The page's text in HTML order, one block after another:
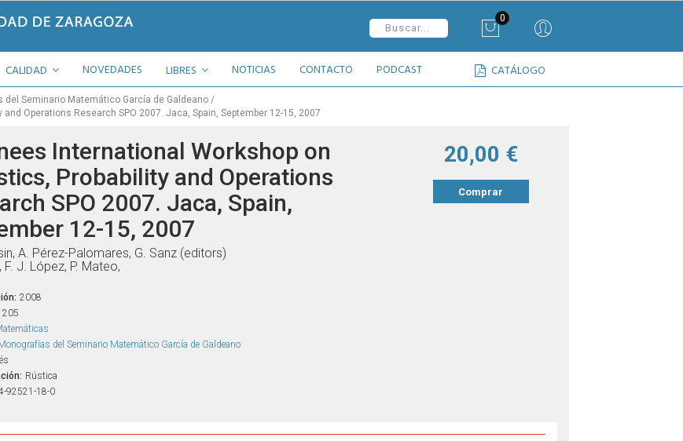
0
CATÁLOGO
CALIDAD NOVEDADES LIBRES NOTICIAS CONTACTO PODCAST
del Seminario Matemático García de Galdeano
Operations Research SPO 2007. Jaca, Spain, September 12-15, 2007
International Workshop on
Probability and Operations
SPO 2007. Jaca, Spain,
12-15, 2007
A. Pérez-Palomares, G. Sanz (editors)
F. J. López, P. Mateo,
2008
205
del Seminario Matemático García de Galdeano
Rústica
92521-18-0
20,00 €
Comprar